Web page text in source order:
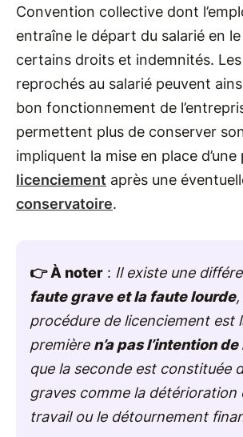
Convention collective dont
entraîne le départ du salarié en
certains droits et indemnités.
reprochés au salarié peuvent
bon fonctionnement de
permettent plus de conserver
impliquent la mise en place d’une
licenciement après une
conservatoire.
👉 À noter : Il existe une
faute grave et la faute lourde,
procédure de licenciement est
première n’a pas l’intention
que la seconde est constituée
graves comme la détérioration
travail ou le détournement